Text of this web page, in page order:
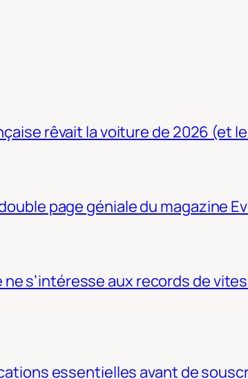
rêvait la voiture de 2026 (et
page géniale du magazine
s’intéresse aux records de
essentielles avant de